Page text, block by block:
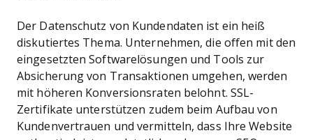
Der Datenschutz von Kundendaten ist ein heiß
diskutiertes Thema. Unternehmen, die offen mit den
eingesetzten Softwarelösungen und Tools zur
Absicherung von Transaktionen umgehen, werden
mit höheren Konversionsraten belohnt. SSL-
Zertifikate unterstützen zudem beim Aufbau von
Kundenvertrauen und vermitteln, dass Ihre Website